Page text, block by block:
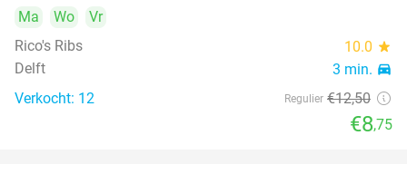
Ma Wo
Vr
Rico's Ribs
10.0 star
Delft 3 min. directions_car
Verkocht: 12 Regulier €12,50
€8,75